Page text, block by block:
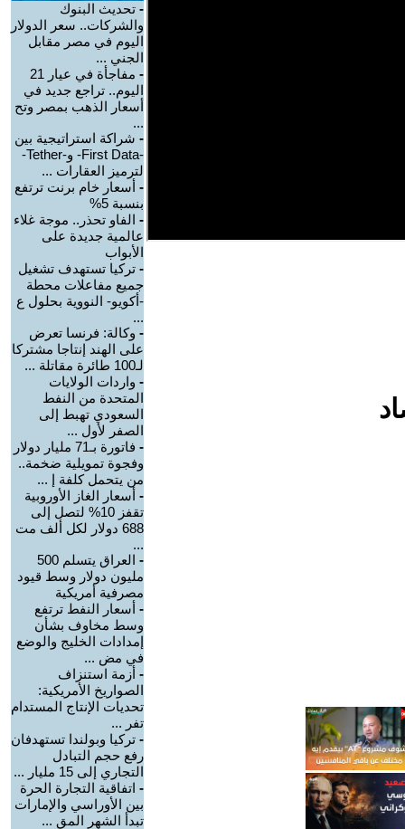
- تحديث البنوك
والشركات.. سعر الدولار
اليوم في مصر مقابل
الجني ...
-
مفاجأة في عيار 21
اليوم.. تراجع جديد في
أسعار الذهب بمصر وتح
...
- شراكة استراتيجية بين
-First Data- و-Tether-
لترميز العقارات ...
- أسعار خام برنت ترتفع
بنسبة 5%
- الفاو تحذر.. موجة غلاء
عالمية جديدة على
الأبواب
- تركيا تستهدف تشغيل
جميع مفاعلات محطة
-أكويو- النووية بحلول ع
...
- وكالة: فرنسا تعرض
على الهند إنتاجا مشتركا
لـ100 طائرة مقاتلة ...
- واردات الولايات
المتحدة من النفط
السعودي تهبط إلى
الصفر لأول ...
-
فاتورة بـ71 مليار دولار
وفجوة تمويلية ضخمة..
من يتحمل كلفة إ ...
- أسعار الغاز الأوروبية
تقفز 10% لتصل إلى
688 دولار لكل ألف مت
...
-
العراق يتسلم 500
مليون دولار وسط قيود
مصرفية أمريكية
- أسعار النفط ترتفع
وسط مخاوف بشأن
إمدادات الخليج والوضع
في مض ...
- أزمة استنزاف
الصواريخ الأمريكية:
تحديات الإنتاج المستدام
تفر ...
- تركيا وبولندا تستهدفان
رفع حجم التبادل
التجاري إلى 15 مليار ...
- اتفاقية التجارة الحرة
بين الأوراسي والإمارات
تبدأ الشهر المق ...